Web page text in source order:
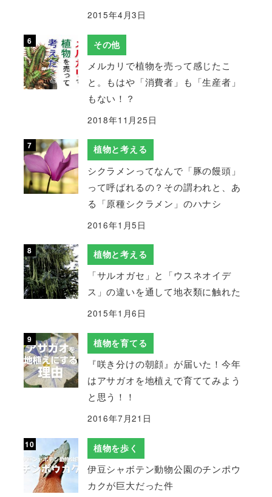
2015年4月3日
その他
メルカリで植物を売って感じたこ
と。もはや「消費者」も「生産者」
もない！？
2018年11月25日
植物と考える
シクラメンってなんで「豚の饅頭」
って呼ばれるの？その謂われと、あ
る「原種シクラメン」のハナシ
2016年1月5日
植物と考える
「サルオガセ」と「ウスネオイデ
ス」の違いを通して地衣類に触れた
2015年1月6日
植物を育てる
『咲き分けの朝顔』が届いた！今年
はアサガオを地植えで育ててみよう
と思う！！
2016年7月21日
植物を歩く
伊豆シャボテン動物公園のチンポウ
カクが巨大だった件